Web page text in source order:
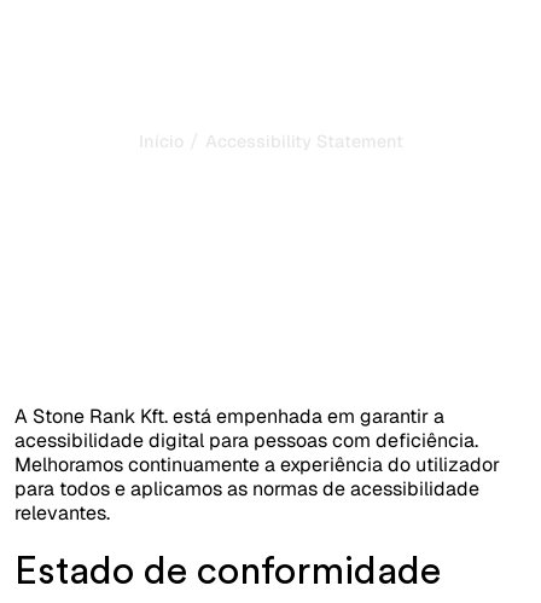
Início / Accessibility Statement
A Stone Rank Kft. está empenhada em garantir a
acessibilidade digital para pessoas com deficiência.
Melhoramos continuamente a experiência do utilizador
para todos e aplicamos as normas de acessibilidade
relevantes.
Estado de conformidade